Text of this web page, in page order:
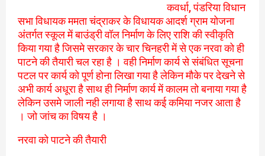
कवर्धा, पंडरिया विधान
सभा विधायक ममता चंद्राकर के विधायक आदर्श ग्राम योजना
अंतर्गत स्कूल में बाउंड्री वॉल निर्माण के लिए राशि की स्वीकृति
किया गया है जिसमे सरकार के चार चिनहरी में से एक नरवा को ही
पाटने की तैयारी चल रहा है । वही निर्माण कार्य से संबंधित सूचना
पटल पर कार्य को पूर्ण होना लिखा गया है लेकिन मौके पर देखने से
अभी कार्य अधूरा है साथ ही निर्माण कार्य में कालम तो बनाया गया है
लेकिन उसमे जाली नही लगाया है साथ कई कमिया नजर आता है
। जो जांच का विषय है ।
नरवा को पाटने की तैयारी